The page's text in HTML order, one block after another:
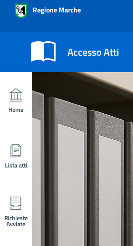
Regione Marche
Accesso Atti
Home
Lista atti
Richieste
Avviate